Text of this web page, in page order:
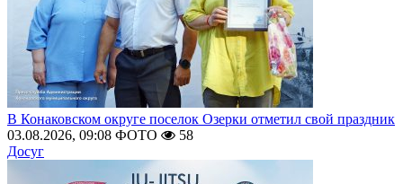
В Конаковском округе поселок Озерки отметил свой праздник
03.08.2026, 09:08 ФОТО
58
Досуг